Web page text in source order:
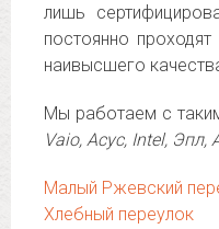
лишь
постоянно
наивысшего
Мы работаем с
Vaio, Асус, Intel, Эпл,
Малый Ржевский
Хлебный переулок